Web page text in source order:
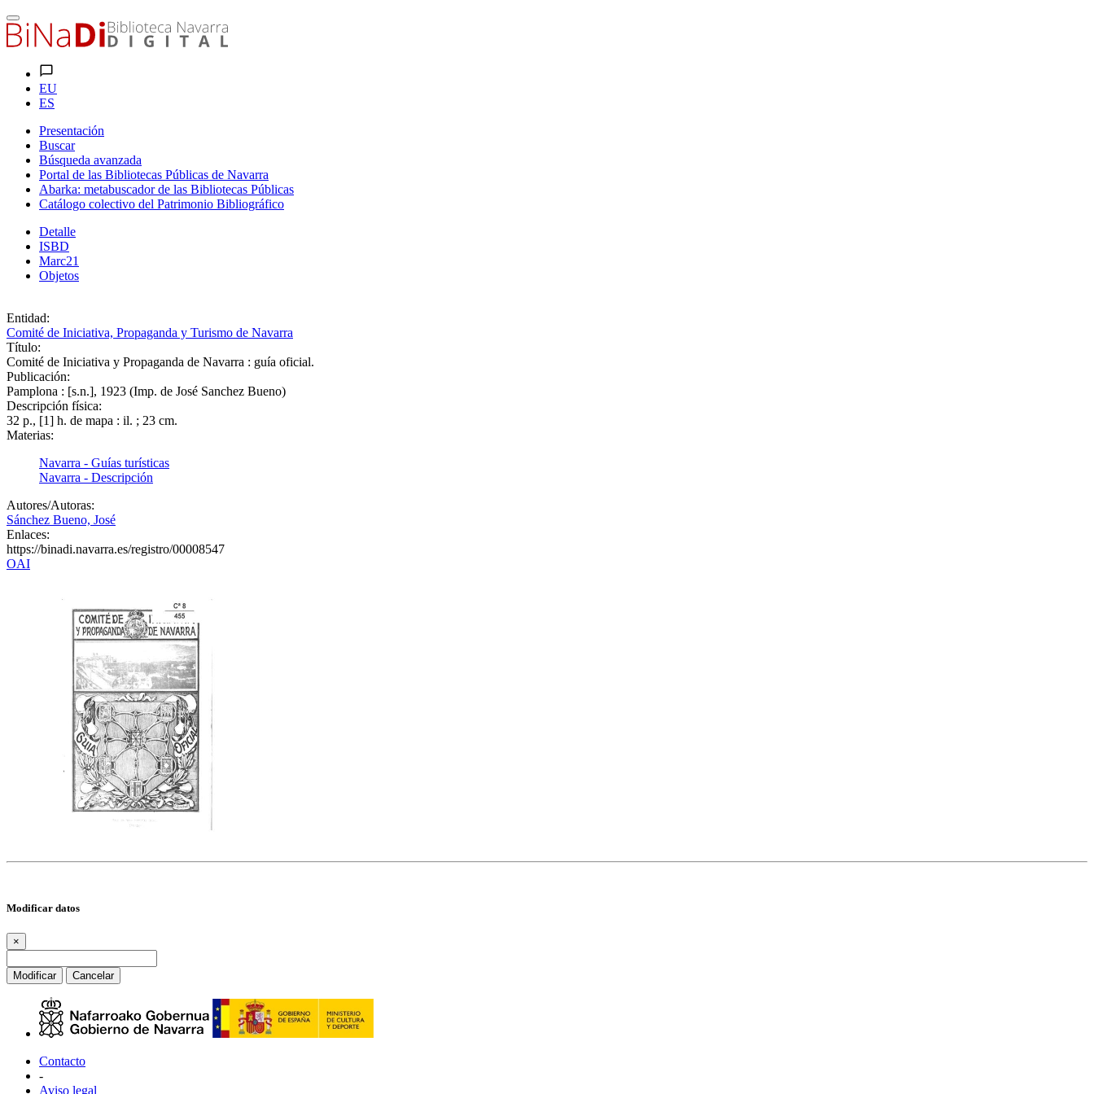
EU
ES
Presentación
Buscar
Búsqueda avanzada
Portal de las Bibliotecas Públicas de Navarra
Abarka: metabuscador de las Bibliotecas Públicas
Catálogo colectivo del Patrimonio Bibliográfico
Detalle
ISBD
Marc21
Objetos
Entidad:
Comité de Iniciativa, Propaganda y Turismo de Navarra
Título:
Comité de Iniciativa y Propaganda de Navarra : guía oficial.
Publicación:
Pamplona : [s.n.], 1923 (Imp. de José Sanchez Bueno)
Descripción física:
32 p., [1] h. de mapa : il. ; 23 cm.
Materias:
Navarra - Guías turísticas
Navarra - Descripción
Autores/Autoras:
Sánchez Bueno, José
Enlaces:
https://binadi.navarra.es/registro/00008547
OAI
Modificar datos
×
Modificar Cancelar
Contacto
-
Aviso legal